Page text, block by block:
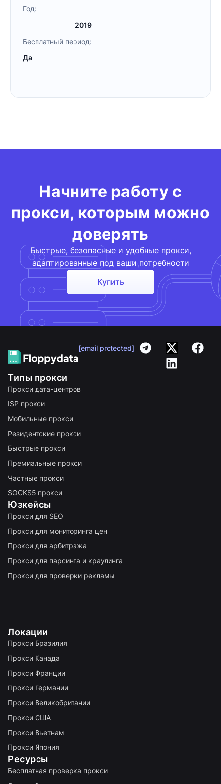
Год:
2019
Бесплатный период:
Да
Начните работу с
прокси, которым можно
доверять
Быстрые, безопасные и удобные прокси,
адаптированные под ваши потребности
Купить
[email protected]
Типы прокси
Прокси дата-центров
ISP прокси
Мобильные прокси
Резидентские прокси
Быстрые прокси
Премиальные прокси
Частные прокси
SOCKS5 прокси
Юзкейсы
Прокси для SEO
Прокси для мониторинга цен
Прокси для арбитража
Прокси для парсинга и краулинга
Прокси для проверки рекламы
Локации
Прокси Бразилия
Прокси Канада
Прокси Франции
Прокси Германии
Прокси Великобритании
Прокси США
Прокси Вьетнам
Прокси Япония
Ресурсы
Бесплатная проверка прокси